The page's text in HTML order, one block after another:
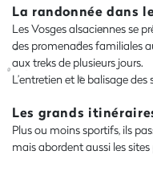
La randonnée dans
Les Vosges alsaciennes se
des promenades familiales
aux treks de plusieurs jours.
L’entretien et le balisage
Les grands
Plus ou moins sportifs, ils
mais abordent aussi les sites